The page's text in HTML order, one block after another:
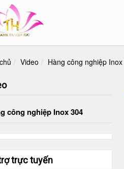
Video Hàng công nghiệp
công nghiệp Inox 304
trực tuyến